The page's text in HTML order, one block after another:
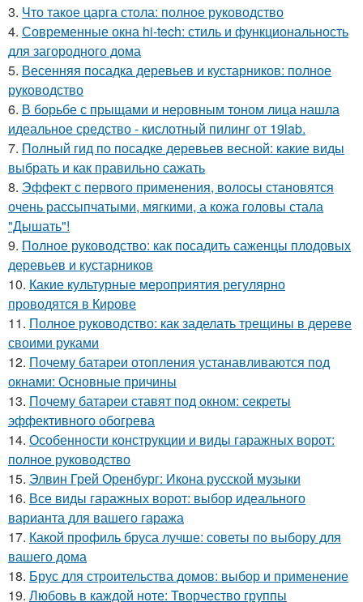
3. Что такое царга стола: полное руководство
4. Современные окна hi-tech: стиль и функциональность
для загородного дома
5. Весенняя посадка деревьев и кустарников: полное
руководство
6. В борьбе с прыщами и неровным тоном лица нашла
идеальное средство - кислотный пилинг от 19lab.
7. Полный гид по посадке деревьев весной: какие виды
выбрать и как правильно сажать
8. Эффект с первого применения, волосы становятся
очень рассыпчатыми, мягкими, а кожа головы стала
"Дышать"!
9. Полное руководство: как посадить саженцы плодовых
деревьев и кустарников
10. Какие культурные мероприятия регулярно
проводятся в Кирове
11. Полное руководство: как заделать трещины в дереве
своими руками
12. Почему батареи отопления устанавливаются под
окнами: Основные причины
13. Почему батареи ставят под окном: секреты
эффективного обогрева
14. Особенности конструкции и виды гаражных ворот:
полное руководство
15. Элвин Грей Оренбург: Икона русской музыки
16. Все виды гаражных ворот: выбор идеального
варианта для вашего гаража
17. Какой профиль бруса лучше: советы по выбору для
вашего дома
18. Брус для строительства домов: выбор и применение
19. Любовь в каждой ноте: Творчество группы